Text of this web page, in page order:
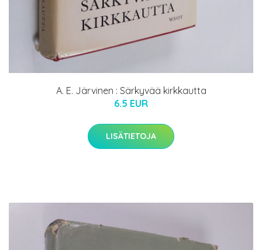
A. E. Järvinen : Särkyvää kirkkautta
6.5 EUR
LISÄTIETOJA